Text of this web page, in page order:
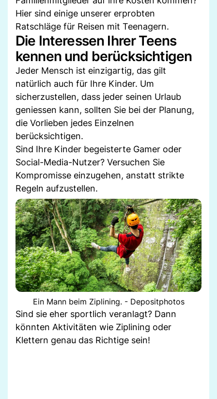
Hier sind einige unserer erprobten
Ratschläge für Reisen mit Teenagern.
Die Interessen Ihrer Teens
kennen und berücksichtigen
Jeder Mensch ist einzigartig, das gilt
natürlich auch für Ihre Kinder. Um
sicherzustellen, dass jeder seinen Urlaub
geniessen kann, sollten Sie bei der Planung,
die Vorlieben jedes Einzelnen
berücksichtigen.
Sind Ihre Kinder begeisterte Gamer oder
Social-Media-Nutzer? Versuchen Sie
Kompromisse einzugehen, anstatt strikte
Regeln aufzustellen.
Ein Mann beim Ziplining. - Depositphotos
Sind sie eher sportlich veranlagt? Dann
könnten Aktivitäten wie Ziplining oder
Klettern genau das Richtige sein!